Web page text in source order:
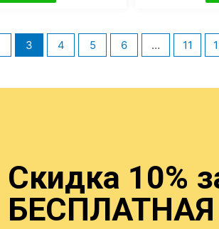
3 4 5 6 … 11
Скидка 10%
БЕСПЛАТНАЯ